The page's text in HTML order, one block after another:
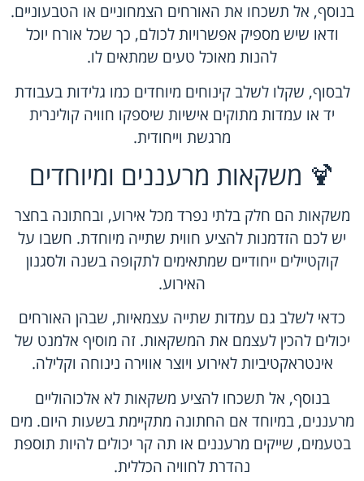
בנוסף, אל תשכחו את האורחים הצמחוניים או הטבעוניים.
ודאו שיש מספיק אפשרויות לכולם, כך שכל אורח יוכל
להנות מאוכל טעים שמתאים לו.
לבסוף, שקלו לשלב קינוחים מיוחדים כמו גלידות בעבודת
יד או עמדות מתוקים אישיות שיספקו חוויה קולינרית
מרגשת וייחודית.
🍹 משקאות מרעננים ומיוחדים
משקאות הם חלק בלתי נפרד מכל אירוע, ובחתונה בחצר
יש לכם הזדמנות להציע חווית שתייה מיוחדת. חשבו על
קוקטיילים ייחודיים שמתאימים לתקופה בשנה ולסגנון
האירוע.
כדאי לשלב גם עמדות שתייה עצמאיות, שבהן האורחים
יכולים להכין לעצמם את המשקאות. זה מוסיף אלמנט של
אינטראקטיביות לאירוע ויוצר אווירה נינוחה וקלילה.
בנוסף, אל תשכחו להציע משקאות לא אלכוהוליים
מרעננים, במיוחד אם החתונה מתקיימת בשעות היום. מים
בטעמים, שייקים מרעננים או תה קר יכולים להיות תוספת
נהדרת לחוויה הכללית.